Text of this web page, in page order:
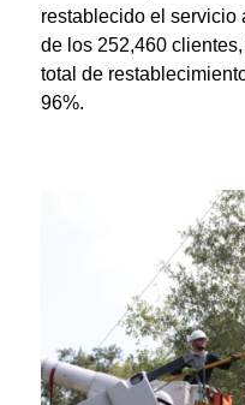
restablecido el servicio
de los 252,460
total de
96%.